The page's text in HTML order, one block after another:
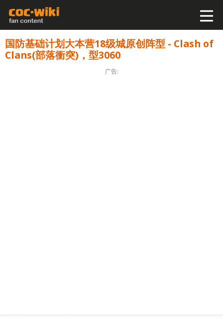
国防基础计划大本营18级城原创阵型 - Clash of
Clans(部落衝突)，型3060
广告: